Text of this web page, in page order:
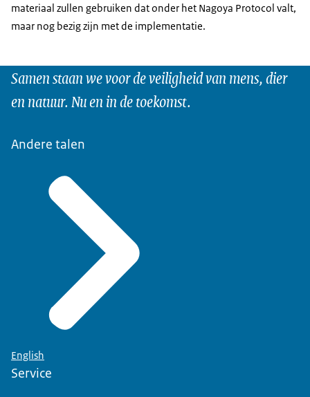
materiaal zullen gebruiken dat onder het Nagoya Protocol valt,
maar nog bezig zijn met de implementatie.
Samen staan we voor de veiligheid van mens, dier
en natuur. Nu en in de toekomst.
Andere talen
English
Service